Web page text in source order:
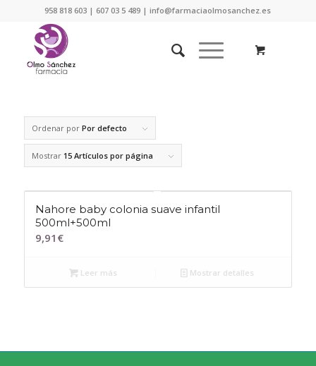
958 818 603 | 607 03 5 489 | info@farmaciaolmosanchez.es
Ordenar por Por defecto
Mostrar 15 Artículos por página
Nahore baby colonia suave infantil
500ml+500ml
9,91 €
Leer más Mostrar detalles